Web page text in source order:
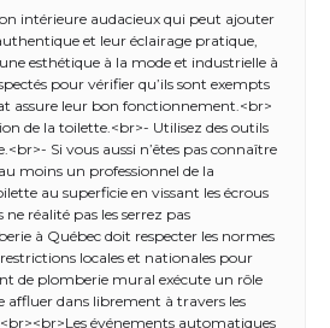
intérieure audacieux qui peut ajouter
et leur éclairage pratique,
esthétique à la mode et industrielle à
pour vérifier qu’ils sont exempts
assure leur bon fonctionnement.<br>
de la toilette.<br>- Utilisez des outils
Si vous aussi n’êtes pas connaître
moins un professionnel de la
au superficie en vissant les écrous
réalité pas les serrez pas
à Québec doit respecter les normes
locales et nationales pour
de plomberie mural exécute un rôle
affluer dans librement à travers les
événements automatiques